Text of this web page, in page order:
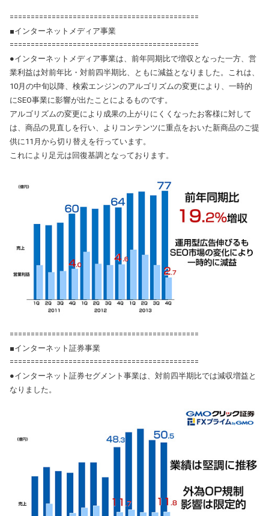
=============================================
■インターネットメディア事業
=============================================
●インターネットメディア事業は、前年同期比で増収となった一方、営
業利益は対前年比・対前四半期比、ともに減益となりました。これは、
10月の中旬以降、検索エンジンのアルゴリズムの変更により、一時的
にSEO事業に影響が出たことによるものです。
アルゴリズムの変更により成果の上がりにくくなったお客様に対して
は、商品の見直しを行い、よりコンテンツに重点をおいた新商品のご提
供に11月から切り替えを行っています。
これにより足元は回復基調となっております。
=============================================
■インターネット証券事業
=============================================
●インターネット証券セグメント事業は、対前四半期比では減収増益と
なりました。